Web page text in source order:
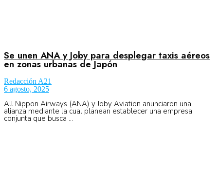
Se unen ANA y Joby para desplegar taxis aéreos
en zonas urbanas de Japón
Redacción A21
6 agosto, 2025
All Nippon Airways (ANA) y Joby Aviation anunciaron una
alianza mediante la cual planean establecer una empresa
conjunta que busca ...